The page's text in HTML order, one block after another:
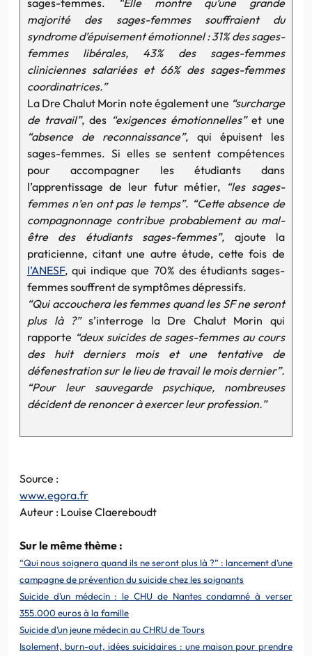
majorité des sages-femmes souffraient du
syndrome d’épuisement émotionnel : 31% des sages-
femmes libérales, 43% des sages-femmes
cliniciennes salariées et 66% des sages-femmes
coordinatrices.”
La Dre Chalut Morin note également une “surcharge
de travail”, des “exigences émotionnelles”et une
“absence de reconnaissance”, qui épuisent les
sages-femmes. Si elles se sentent compétences
pour accompagner les étudiants dans
l’apprentissage de leur futur métier, “les sages-
femmes n’en ont pas le temps”. “Cette absence de
compagnonnage contribue probablement au mal-
être des étudiants sages-femmes”, ajoute la
praticienne, citant une autre étude, cette fois de
l’ANESF, qui indique que 70% des étudiants sages-
femmes souffrent de symptômes dépressifs.
“Qui accouchera les femmes quand les SF ne seront
plus là ?” s’interroge la Dre Chalut Morin qui
rapporte “deux suicides de sages-femmes au cours
des huit derniers mois et une tentative de
défenestration sur le lieu de travail le mois dernier”.
“Pour leur sauvegarde psychique, nombreuses
décident de renoncer à exercer leur profession.”
Source :
www.egora.fr
Auteur : Louise Claereboudt
Sur le même thème :
“Qui nous soignera quand ils ne seront plus là ?” : lancement d’une
campagne de prévention du suicide chez les soignants
Suicide d’un médecin : le CHU de Nantes condamné à verser
355.000 euros à la famille
Suicide d’un jeune médecin au CHRU de Tours
Isolement, burn-out, idées suicidaires : une maison pour prendre